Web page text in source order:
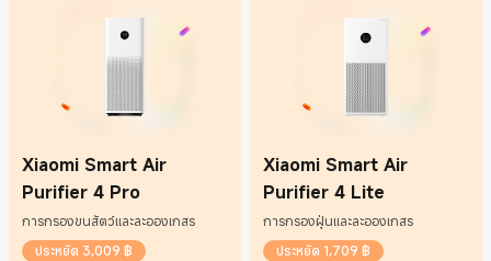
Xiaomi Smart Air
Purifier 4 Pro
การกรองขนสัตว์และละอองเกสร
ประหยัด 3,009 ฿
Xiaomi Smart Air
Purifier 4 Lite
การกรองฝุ่นและละอองเกสร
ประหยัด 1,709 ฿